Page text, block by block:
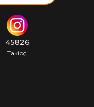
45826
Takipçi